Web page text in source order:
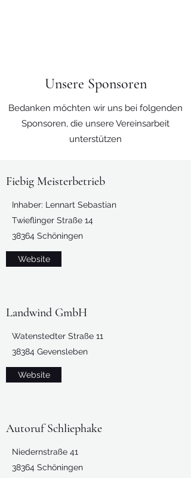
Unsere Sponsoren
Bedanken möchten wir uns bei folgenden
Sponsoren, die unsere Vereinsarbeit
unterstützen
Inhaber: Lennart Sebastian
Twieflinger Straße 14
38364 Schöningen
Website
Fiebig Meisterbetrieb
Watenstedter Straße 11
38384 Gevensleben
Website
Landwind GmbH
Niedernstraße 41
38364 Schöningen
Autoruf Schliephake